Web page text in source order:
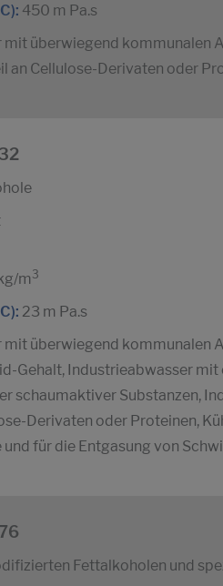
450 m Pa.s
mit überwiegend kommunalen
an Cellulose-Derivaten oder
m 3
23 m Pa.s
mit überwiegend kommunalen
Gehalt, Industrieabwasser mit
schaumaktiver Substanzen,
Derivaten oder Proteinen,
für die Entgasung von
Fettalkoholen und